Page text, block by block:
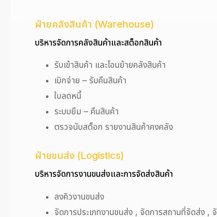
ฝ่ายคลังสินค้า (Warehouse)
บริหารจัดการคลังสินค้าและสต็อกสินค้า
รับเข้าสินค้า และโอนย้ายคลังสินค้า
เบิกจ่าย – รับคืนสินค้า
ใบลดหนี้
ระบบยืม – คืนสินค้า
ตรวจนับสต็อก รายงานสินค้าคงคลัง
ฝ่ายขนส่ง (Logistics)
บริหารจัดการงานขนส่งและการจัดส่งสินค้า
ลงคิวงานขนส่ง
จัดการประเภทงานขนส่ง , จัดการสถานที่จัดส่ง ,